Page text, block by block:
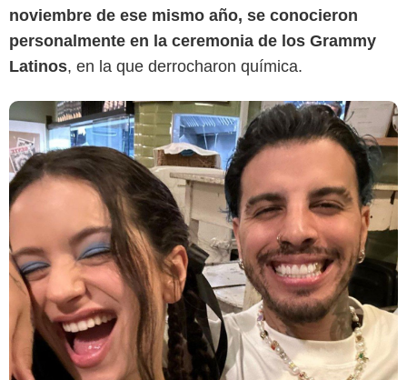
noviembre de ese mismo año, se conocieron
personalmente en la ceremonia de los Grammy
Latinos, en la que derrocharon química.